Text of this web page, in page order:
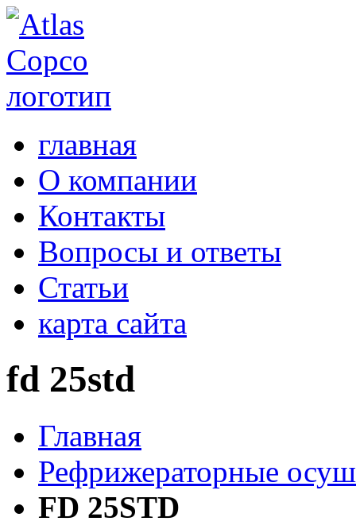
главная
О компании
Контакты
Вопросы и ответы
Статьи
карта сайта
fd 25std
Главная
Рефрижераторные
FD 25STD